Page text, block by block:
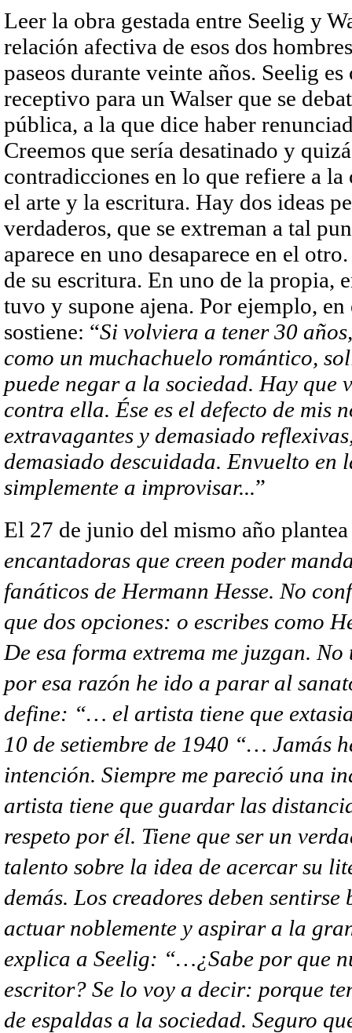
Leer la obra gestada entre Seelig y
relación afectiva de esos dos
paseos durante veinte años. Seelig
receptivo para un Walser que se
pública, a la que dice haber
Creemos que sería desatinado y
contradicciones en lo que refiere a
el arte y la escritura. Hay dos ideas
verdaderos, que se extreman a tal
aparece en uno desaparece en el
de su escritura. En uno de la propia,
tuvo y supone ajena. Por ejemplo,
sostiene: “Si volviera a tener 30
como un muchachuelo romántico,
puede negar a la sociedad. Hay
contra ella. Ése es el defecto de mis
extravagantes y demasiado
demasiado descuidada. Envuelto
simplemente a improvisar...”
El 27 de junio del mismo año plantea
encantadoras que creen poder
fanáticos de Hermann Hesse. No
que dos opciones: o escribes como
De esa forma extrema me juzgan.
por esa razón he ido a parar al
define: “… el artista tiene que
10 de setiembre de 1940 “… Jamás
intención. Siempre me pareció una
artista tiene que guardar las
respeto por él. Tiene que ser un
talento sobre la idea de acercar su
demás. Los creadores deben
actuar noblemente y aspirar a la
explica a Seelig: “…¿Sabe por que
escritor? Se lo voy a decir: porque
de espaldas a la sociedad. Seguro